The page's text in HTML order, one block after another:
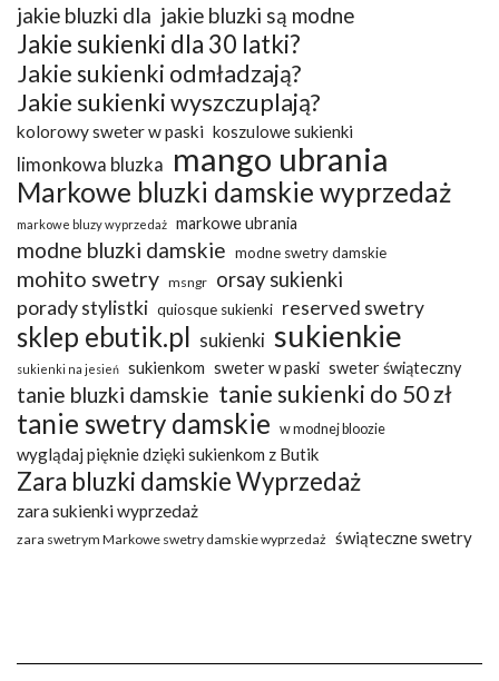
jakie bluzki dla jakie bluzki są modne
Jakie sukienki dla 30 latki?
Jakie sukienki odmładzają?
Jakie sukienki wyszczuplają?
kolorowy sweter w paski koszulowe sukienki
limonkowa bluzka mango ubrania
Markowe bluzki damskie wyprzedaż
markowe bluzy wyprzedaż markowe ubrania
modne bluzki damskie modne swetry damskie
mohito swetry msngr orsay sukienki
porady stylistki quiosque sukienki reserved swetry
sklep ebutik.pl sukienki sukienkie
sukienki na jesień sukienkom sweter w paski sweter świąteczny
tanie bluzki damskie tanie sukienki do 50 zł
tanie swetry damskie w modnej bloozie
wyglądaj pięknie dzięki sukienkom z Butik
Zara bluzki damskie Wyprzedaż
zara sukienki wyprzedaż
zara swetrym Markowe swetry damskie wyprzedaż świąteczne swetry